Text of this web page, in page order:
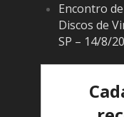
Encontro
Discos de
SP – 14/8/